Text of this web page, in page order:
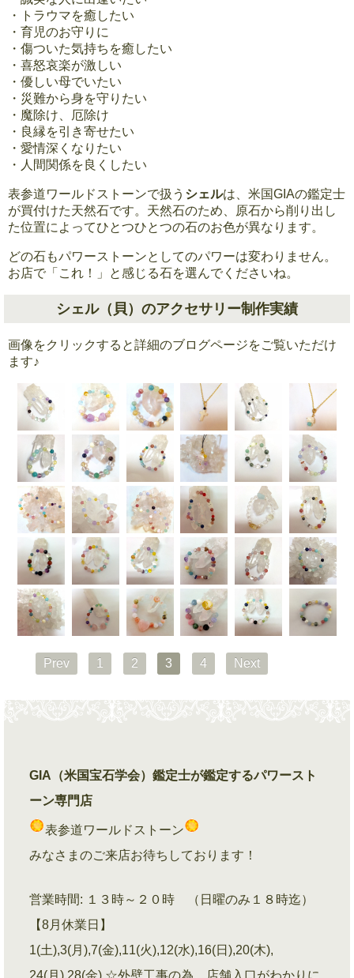
・トラウマを癒したい
・育児のお守りに
・傷ついた気持ちを癒したい
・喜怒哀楽が激しい
・優しい母でいたい
・災難から身を守りたい
・魔除け、厄除け
・良縁を引き寄せたい
・愛情深くなりたい
・人間関係を良くしたい
表参道ワールドストーンで扱う シェルは、米国GIAの鑑定士
が買付けた天然石です。天然石のため、原石から削り出し
た位置によってひとつひとつの石のお色が異なります。
どの石もパワーストーンとしてのパワーは変わりません。
お店で「これ！」と感じる石を選んでくださいね。
シェル（貝）のアクセサリー制作実績
画像をクリックすると詳細のブログページをご覧いただけ
ます♪
Prev 1 2 3 4 Next
GIA（米国宝石学会）鑑定士が鑑定するパワースト
ーン専門店
表参道ワールドストーン
みなさまのご来店お待ちしております！
営業時間: １３時～２０時 （日曜のみ１８時迄）
【8月休業日】
1(土),3(月),7(金),11(火),12(水),16(日),20(木),